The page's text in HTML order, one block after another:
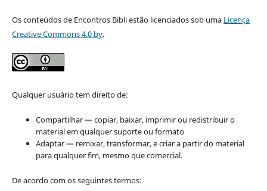
Os conteúdos de Encontros Bibli estão licenciados sob uma Licença
Creative Commons 4.0 by.
Qualquer usuário tem direito de:
Compartilhar — copiar, baixar, imprimir ou redistribuir o
material em qualquer suporte ou formato
Adaptar — remixar, transformar, e criar a partir do material
para qualquer fim, mesmo que comercial.
De acordo com os seguintes termos: